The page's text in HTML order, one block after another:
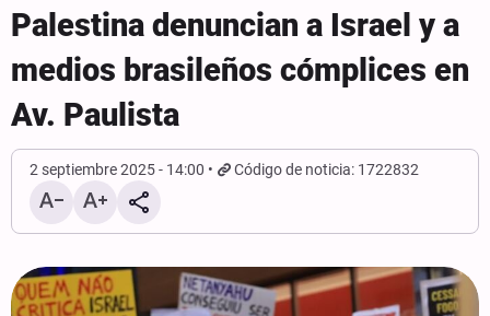
Palestina denuncian a Israel y a
medios brasileños cómplices en
Av. Paulista
2 septiembre 2025 - 14:00 Código de noticia: 1722832